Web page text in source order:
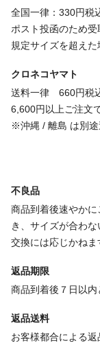
全国一律：330円税
ポスト投函のため受
規定サイズを超えた
クロネコヤマト
送料一律 660円税
6,600円以上ご注文
※沖縄 / 離島 は別途
不良品
商品到着後速やか
き、サイズが合わ
交換には応じかねま
返品期限
商品到着後７日以内
返品送料
お客様都合による